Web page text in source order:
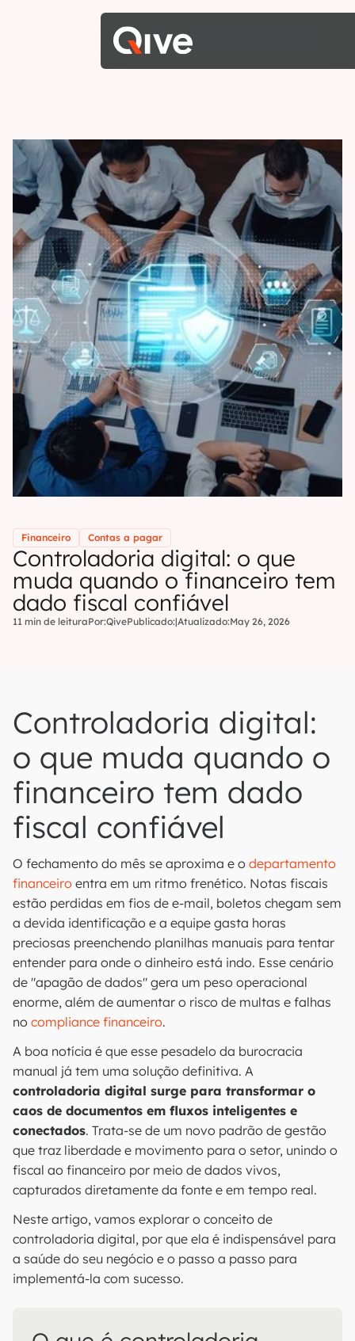
Financeiro Contas a pagar
Controladoria digital: o que
muda quando o financeiro tem
dado fiscal confiável
11 min de leituraPor:QivePublicado:|Atualizado:May 26, 2026
Controladoria digital:
o que muda quando o
financeiro tem dado
fiscal confiável
O fechamento do mês se aproxima e o departamento
financeiro entra em um ritmo frenético. Notas fiscais
estão perdidas em fios de e-mail, boletos chegam sem
a devida identificação e a equipe gasta horas
preciosas preenchendo planilhas manuais para tentar
entender para onde o dinheiro está indo. Esse cenário
de "apagão de dados" gera um peso operacional
enorme, além de aumentar o risco de multas e falhas
no compliance financeiro.
A boa notícia é que esse pesadelo da burocracia
manual já tem uma solução definitiva. A
controladoria digital surge para transformar o
caos de documentos em fluxos inteligentes e
conectados. Trata-se de um novo padrão de gestão
que traz liberdade e movimento para o setor, unindo o
fiscal ao financeiro por meio de dados vivos,
capturados diretamente da fonte e em tempo real.
Neste artigo, vamos explorar o conceito de
controladoria digital, por que ela é indispensável para
a saúde do seu negócio e o passo a passo para
implementá-la com sucesso.